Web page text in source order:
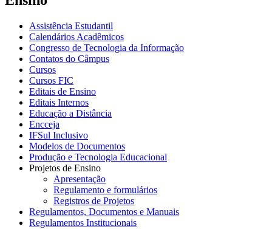
Assistência Estudantil
Calendários Acadêmicos
Congresso de Tecnologia da Informação
Contatos do Câmpus
Cursos
Cursos FIC
Editais de Ensino
Editais Internos
Educação a Distância
Encceja
IFSul Inclusivo
Modelos de Documentos
Produção e Tecnologia Educacional
Projetos de Ensino
Apresentação
Regulamento e formulários
Registros de Projetos
Regulamentos, Documentos e Manuais
Regulamentos Institucionais